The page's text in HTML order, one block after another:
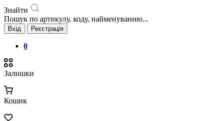
Знайти
Пошук по артикулу, коду, найменуванню...
Вхід Реєстрація
0
Залишки
Кошик